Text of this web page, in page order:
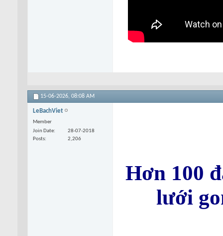
15-06-2026, 08:08 AM
LeBachViet
Member
Join Date
28-07-2018
Posts
2,206
Hơn 100
lưới